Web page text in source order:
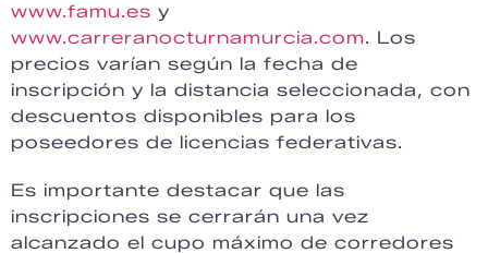
www.famu.es y
www.carreranocturnamurcia.com. Los
precios varían según la fecha de
inscripción y la distancia seleccionada, con
descuentos disponibles para los
poseedores de licencias federativas.
Es importante destacar que las
inscripciones se cerrarán una vez
alcanzado el cupo máximo de corredores